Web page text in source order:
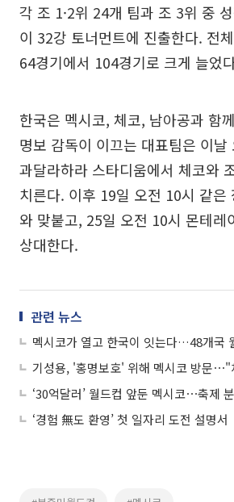
각 조 1·2위 24개 팀과 조 3위 중
이 32강 토너먼트에 진출한다. 전
64경기에서 104경기로 크게 늘었
한국은 멕시코, 체코, 남아공과 함
명보 감독이 이끄는 대표팀은 이
과달라하라 스타디움에서 체코와
치른다. 이후 19일 오전 10시 같은
와 맞붙고, 25일 오전 10시 몬테레
상대한다.
관련 뉴스
멕시코가 열고 한국이 잇는다…48개국
‘경험 無도 환영’ 첫 일자리 도전 설명서